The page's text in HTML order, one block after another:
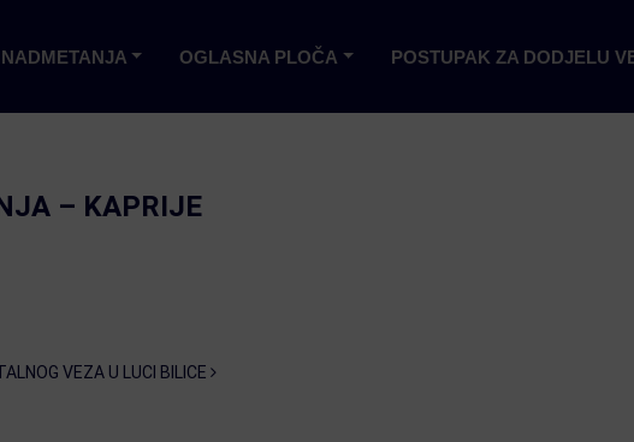
NADMETANJA OGLASNA PLOČA POSTUPAK ZA DODJELU
– KAPRIJE
VEZA U LUCI BILICE